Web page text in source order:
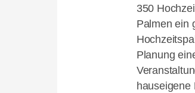
350
Palmen ein
Planung
hauseigene